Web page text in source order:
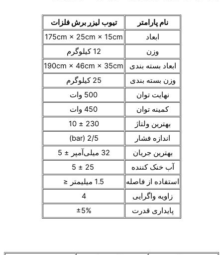
نام پارامتر
تیوب لیزر برش فلزات
ابعاد
175cm × 25cm × 15cm
وزن
12 کیلوگرم
ابعاد بسته بندی
190cm × 46cm × 35cm
وزن بسته بندی
25 کیلوگرم
نهایت توان
500 وات
کمینه توان
450 وات
بهترین ولتاژ
230 ± 10
اندازه فشار
2/5 (bar)
بهترین جریان
32 میلی‌آمپر ± 5
آب خنک کننده
استفاده از فاصله
1.5 میلیمتر ≤
زاویه واگرایی
4
پایداری قدرت
±5%